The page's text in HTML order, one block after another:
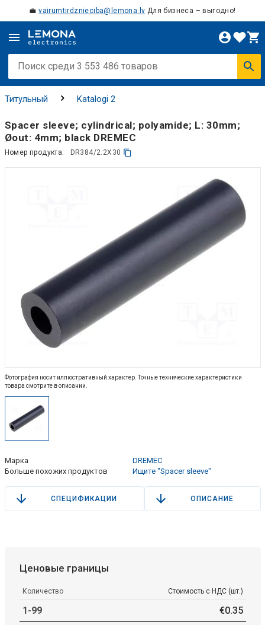
💼vairumtirdznieciba@lemona.lv Для бизнеса – выгодно!
Титульный Katalogi 2
Spacer sleeve; cylindrical; polyamide; L: 30mm;
Øout: 4mm; black DREMEC
Номер продукта: DR384/2.2X30
Фотография носит иллюстративный характер. Точные технические характеристики
товара смотрите в описании.
Марка
DREMEC
Больше похожих продуктов
Ищите "Spacer sleeve"
СПЕЦИФИКАЦИИ ОПИСАНИЕ
Ценовые границы
Количество Стоимость с НДС (шт.)
1-99 €0.35